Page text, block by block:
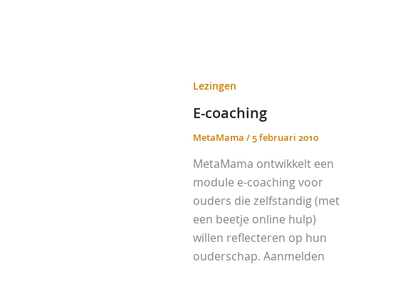
Lezingen
E-coaching
MetaMama / 5 februari 2010
MetaMama ontwikkelt een
module e-coaching voor
ouders die zelfstandig (met
een beetje online hulp)
willen reflecteren op hun
ouderschap. Aanmelden